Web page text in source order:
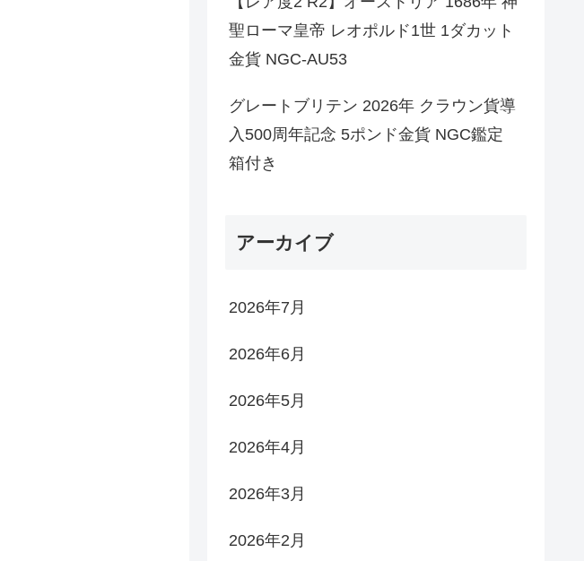
聖ローマ皇帝 レオポルド1世 1ダカット
金貨 NGC-AU53
グレートブリテン 2026年 クラウン貨導
入500周年記念 5ポンド金貨 NGC鑑定
箱付き
アーカイブ
2026年7月
2026年6月
2026年5月
2026年4月
2026年3月
2026年2月